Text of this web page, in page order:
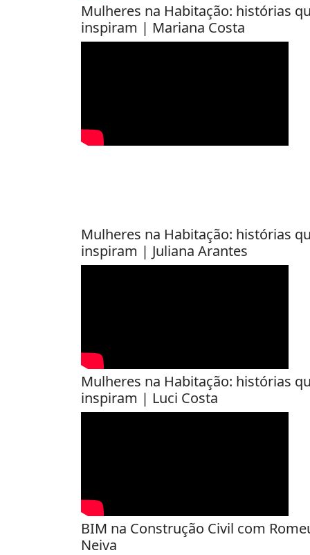
Mulheres na Habitação: histórias
inspiram | Mariana Costa
Mulheres na Habitação: histórias
inspiram | Juliana Arantes
Mulheres na Habitação: histórias
inspiram | Luci Costa
BIM na Construção Civil com
Neiva